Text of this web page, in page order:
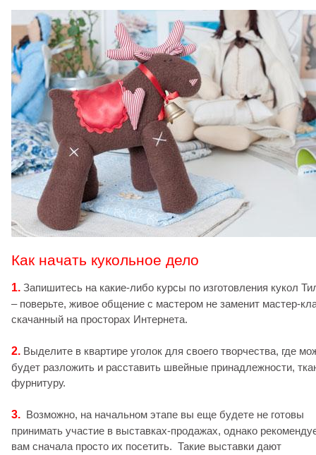
Как начать кукольное дело
1. Запишитесь на какие-либо курсы по изготовления кукол
– поверьте, живое общение с мастером не заменит мастер-
скачанный на просторах Интернета.
2. Выделите в квартире уголок для своего творчества, где
будет разложить и расставить швейные принадлежности,
фурнитуру.
3. Возможно, на начальном этапе вы еще будете не готовы
принимать участие в выставках-продажах, однако
вам сначала просто их посетить. Такие выставки дают